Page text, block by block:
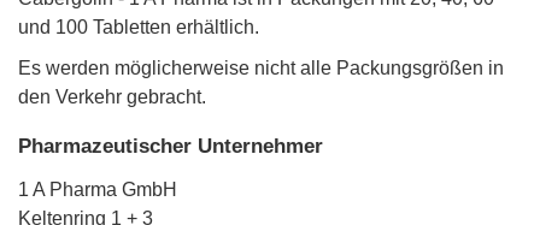
und 100 Tabletten erhältlich.
Es werden möglicherweise nicht alle Packungsgrößen in
den Verkehr gebracht.
Pharmazeutischer Unternehmer
1 A Pharma GmbH
Keltenring 1 + 3